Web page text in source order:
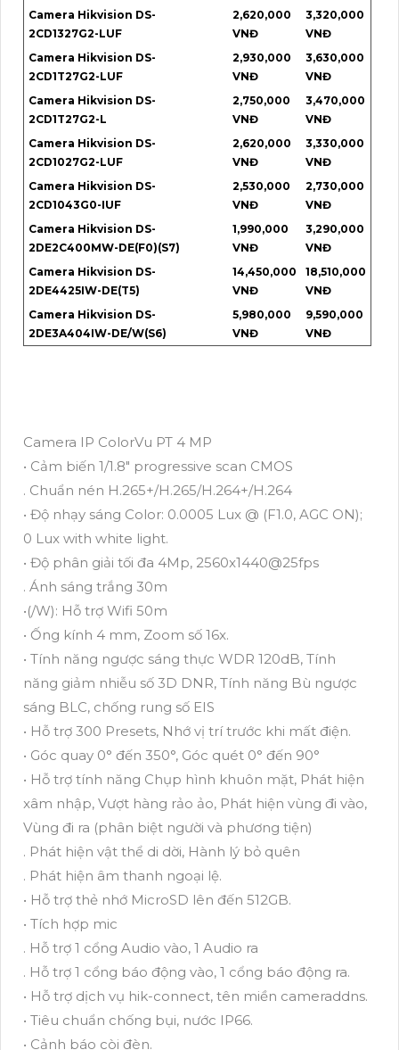
Camera Hikvision DS-
2CD1327G2-LUF
2,620,000
VNĐ
3,320,000
VNĐ
Camera Hikvision DS-
2CD1T27G2-LUF
2,930,000
VNĐ
3,630,000
VNĐ
Camera Hikvision DS-
2CD1T27G2-L
2,750,000
VNĐ
3,470,000
VNĐ
Camera Hikvision DS-
2CD1027G2-LUF
2,620,000
VNĐ
3,330,000
VNĐ
Camera Hikvision DS-
2CD1043G0-IUF
2,530,000
VNĐ
2,730,000
VNĐ
Camera Hikvision DS-
2DE2C400MW-DE(F0)(S7)
1,990,000
VNĐ
3,290,000
VNĐ
Camera Hikvision DS-
2DE4425IW-DE(T5)
14,450,000
VNĐ
18,510,000
VNĐ
Camera Hikvision DS-
2DE3A404IW-DE/W(S6)
5,980,000
VNĐ
9,590,000
VNĐ
Camera IP ColorVu PT 4 MP
• Cảm biến 1/1.8" progressive scan CMOS
. Chuẩn nén H.265+/H.265/H.264+/H.264
• Độ nhạy sáng Color: 0.0005 Lux @ (F1.0, AGC ON);
0 Lux with white light.
• Độ phân giải tối đa 4Mp, 2560x1440@25fps
. Ánh sáng trắng 30m
•(/W): Hỗ trợ Wifi 50m
• Ống kính 4 mm, Zoom số 16x.
• Tính năng ngược sáng thực WDR 120dB, Tính
năng giảm nhiễu số 3D DNR, Tính năng Bù ngược
sáng BLC, chống rung số EIS
• Hỗ trợ 300 Presets, Nhớ vị trí trước khi mất điện.
• Góc quay 0° đến 350°, Góc quét 0° đến 90°
• Hỗ trợ tính năng Chụp hình khuôn mặt, Phát hiện
xâm nhập, Vượt hàng rảo ảo, Phát hiện vùng đi vào,
Vùng đi ra (phân biệt người và phương tiện)
. Phát hiện vật thể di dời, Hành lý bỏ quên
. Phát hiện âm thanh ngoại lệ.
• Hỗ trợ thẻ nhớ MicroSD lên đến 512GB.
• Tích hợp mic
. Hỗ trợ 1 cổng Audio vào, 1 Audio ra
. Hỗ trợ 1 cổng báo động vào, 1 cổng báo động ra.
• Hỗ trợ dịch vụ hik-connect, tên miền cameraddns.
• Tiêu chuẩn chống bụi, nước IP66.
• Cảnh báo còi đèn.